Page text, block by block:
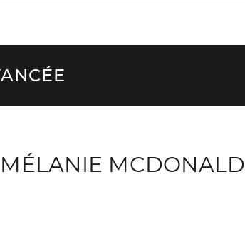
MCDONALD